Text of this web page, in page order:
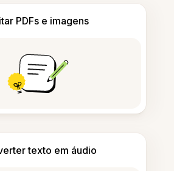
PDFs e imagens
texto em áudio